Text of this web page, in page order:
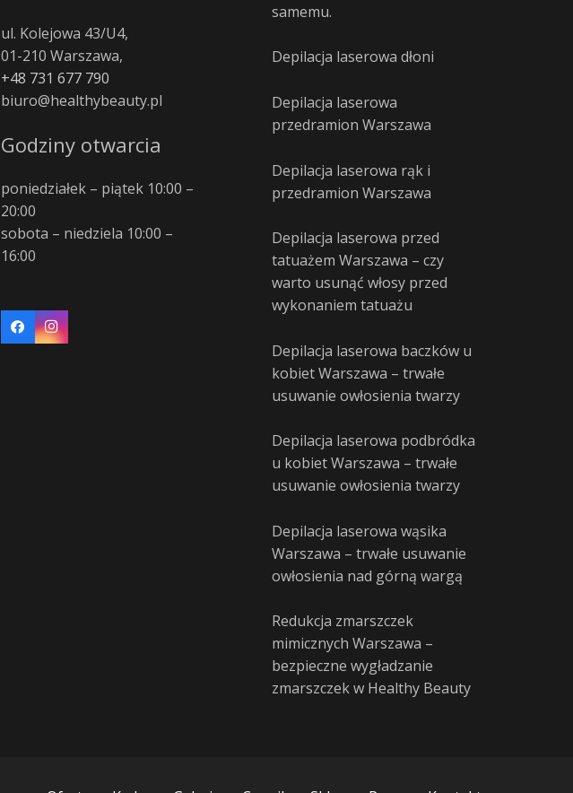
ul. Kolejowa 43/U4,
01-210 Warszawa,
+48 731 677 790
biuro@healthybeauty.pl
Godziny otwarcia
poniedziałek – piątek 10:00 –
20:00
sobota – niedziela 10:00 –
16:00
samemu.
Depilacja laserowa dłoni
Depilacja laserowa
przedramion Warszawa
Depilacja laserowa rąk i
przedramion Warszawa
Depilacja laserowa przed
tatuażem Warszawa – czy
warto usunąć włosy przed
wykonaniem tatuażu
Depilacja laserowa baczków u
kobiet Warszawa – trwałe
usuwanie owłosienia twarzy
Depilacja laserowa podbródka
u kobiet Warszawa – trwałe
usuwanie owłosienia twarzy
Depilacja laserowa wąsika
Warszawa – trwałe usuwanie
owłosienia nad górną wargą
Redukcja zmarszczek
mimicznych Warszawa –
bezpieczne wygładzanie
zmarszczek w Healthy Beauty